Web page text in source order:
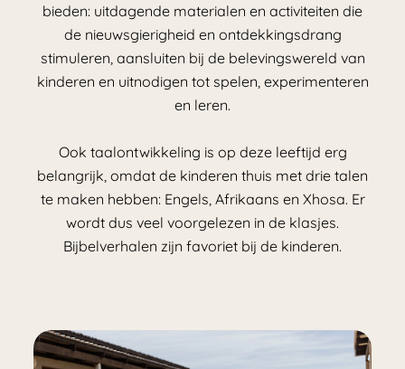
bieden: uitdagende materialen en activiteiten die
de nieuwsgierigheid en ontdekkingsdrang
stimuleren, aansluiten bij de belevingswereld van
kinderen en uitnodigen tot spelen, experimenteren
en leren.
Ook taalontwikkeling is op deze leeftijd erg
belangrijk, omdat de kinderen thuis met drie talen
te maken hebben: Engels, Afrikaans en Xhosa. Er
wordt dus veel voorgelezen in de klasjes.
Bijbelverhalen zijn favoriet bij de kinderen.